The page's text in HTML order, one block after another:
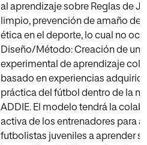
al aprendizaje sobre Reglas de
limpio, prevención de amaño de
ética en el deporte, lo cual no
Diseño/Método: Creación de un
experimental de aprendizaje
basado en experiencias
práctica del fútbol dentro de la
ADDIE. El modelo tendrá la
activa de los entrenadores para
futbolistas juveniles a aprender